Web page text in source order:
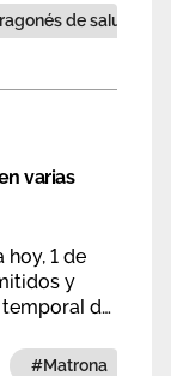
de salud
varias
1 de
y
del
#matrona